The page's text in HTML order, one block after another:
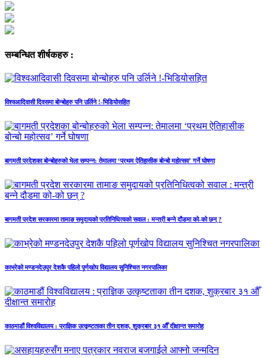
सम्बन्धित शीर्षकहरु :
विश्वआदिवासी दिवसमा बोन्बोहरु पनि उर्लिने !-भिडियोसहित
बागमती प्रदेशका बोन्बोहरुको भेला सम्पन्न: तेमालमा ‘प्रथम ऐतिहासीक बोन्बो महोत्सव’ गर्ने घोषणा
बागमती प्रदेश सरकारमा तामाङ समुदायको प्रतिनिधित्वको सवाल : मन्त्री बन्ने दौडमा को‐को छन् ?
काभ्रेको मण्डनदेउपुर देशकै पहिलो पूर्णखोप विद्यालय सुनिश्चित नगरपालिका
काठमाडौं विश्वविद्यालय : प्राज्ञिक उत्कृष्टताका तीन दशक, शुक्रबार ३१ औँ दीक्षान्त समारोह